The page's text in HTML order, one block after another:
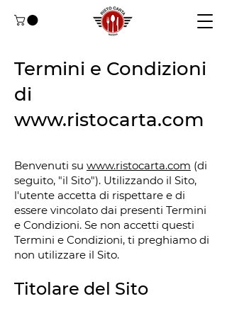
Termini e Condizioni
di
www.ristocarta.com
Benvenuti su www.ristocarta.com (di
seguito, "il Sito"). Utilizzando il Sito,
l'utente accetta di rispettare e di
essere vincolato dai presenti Termini
e Condizioni. Se non accetti questi
Termini e Condizioni, ti preghiamo di
non utilizzare il Sito.
Titolare del Sito